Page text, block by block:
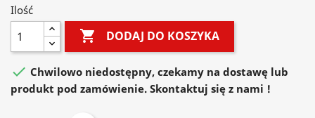
Ilość
 DODAJ DO KOSZYKA
 Chwilowo niedostępny, czekamy na dostawę lub
produkt pod zamówienie. Skontaktuj się z nami !